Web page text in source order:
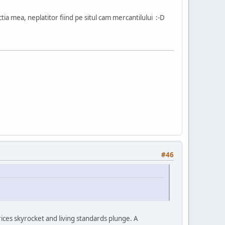
mea, neplatitor fiind pe situl cam mercantilului :-D
#46
skyrocket and living standards plunge. A